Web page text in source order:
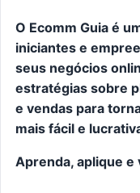
O Ecomm Guia é
iniciantes e
seus negócios
estratégias sobre
e vendas para
mais fácil e
Aprenda, aplique e